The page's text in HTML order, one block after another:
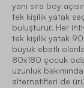
yanı sıra boy
tek kişilik yatak
buluşturur. Her
tek kişilik yatak
büyük ebatlı
80x180 çocuk
uzunluk
alternatifleri de